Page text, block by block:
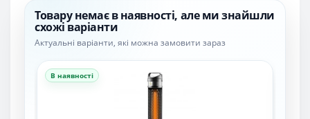
Товару немає в наявності, але ми знайшли
схожі варіанти
Актуальні варіанти, які можна замовити зараз
В наявності